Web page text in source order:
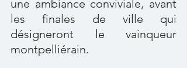
une ambiance conviviale, avant
les finales de ville qui
désigneront le vainqueur
montpelliérain.